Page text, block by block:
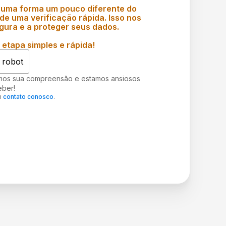
forma um pouco diferente do
uma verificação rápida. Isso nos
e a proteger seus dados.
simples e rápida!
robot
sua compreensão e estamos ansiosos
contato conosco.